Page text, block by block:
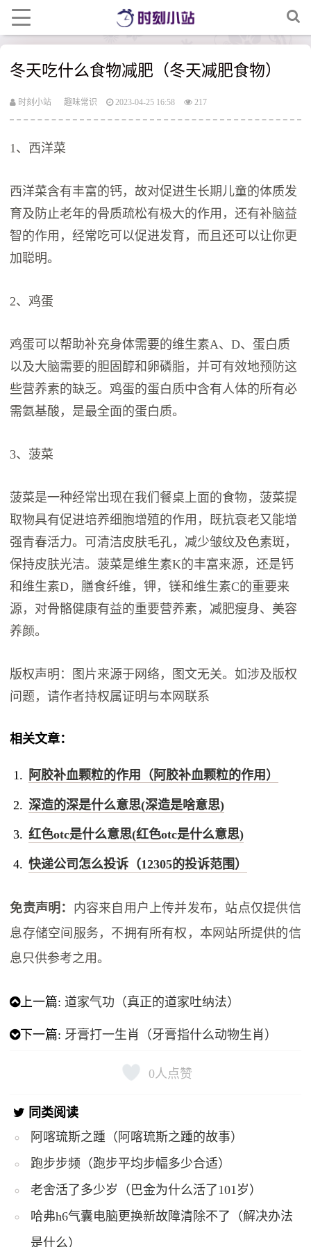
冬天吃什么食物减肥（冬天减肥食物）
时刻小站 趣味常识 2023-04-25 16:58 217
1、西洋菜
西洋菜含有丰富的钙，故对促进生长期儿童的体质发
育及防止老年的骨质疏松有极大的作用，还有补脑益
智的作用，经常吃可以促进发育，而且还可以让你更
加聪明。
2、鸡蛋
鸡蛋可以帮助补充身体需要的维生素A、D、蛋白质
以及大脑需要的胆固醇和卵磷脂，并可有效地预防这
些营养素的缺乏。鸡蛋的蛋白质中含有人体的所有必
需氨基酸，是最全面的蛋白质。
3、菠菜
菠菜是一种经常出现在我们餐桌上面的食物，菠菜提
取物具有促进培养细胞增殖的作用，既抗衰老又能增
强青春活力。可清洁皮肤毛孔，减少皱纹及色素斑，
保持皮肤光洁。菠菜是维生素K的丰富来源，还是钙
和维生素D，膳食纤维，钾，镁和维生素C的重要来
源，对骨骼健康有益的重要营养素，减肥瘦身、美容
养颜。
版权声明：图片来源于网络，图文无关。如涉及版权
问题，请作者持权属证明与本网联系
相关文章：
阿胶补血颗粒的作用（阿胶补血颗粒的作用）
深造的深是什么意思(深造是啥意思)
红色otc是什么意思(红色otc是什么意思)
快递公司怎么投诉（12305的投诉范围）
免责声明： 内容来自用户上传并发布，站点仅提供信
息存储空间服务，不拥有所有权，本网站所提供的信
息只供参考之用。
上一篇: 道家气功（真正的道家吐纳法）
下一篇: 牙膏打一生肖（牙膏指什么动物生肖）
0人点赞
同类阅读
阿喀琉斯之踵（阿喀琉斯之踵的故事）
跑步步频（跑步平均步幅多少合适）
老舍活了多少岁（巴金为什么活了101岁）
哈弗h6气囊电脑更换新故障清除不了（解决办法
是什么）